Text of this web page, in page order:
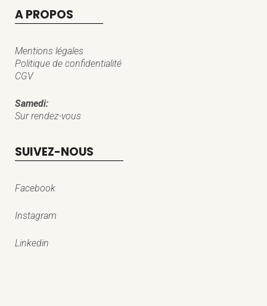
A PROPOS
Mentions légales
Politique de confidentialité
CGV
Samedi:
Sur rendez-vous
SUIVEZ-NOUS
Facebook
Instagram
Linkedin